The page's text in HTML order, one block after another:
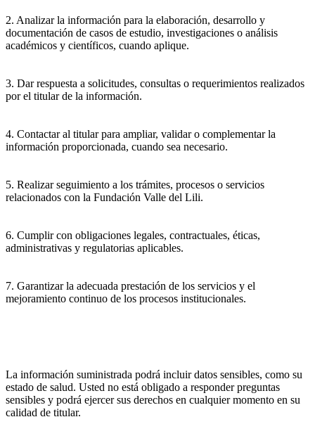
2. Analizar la información para la elaboración, desarrollo y
documentación de casos de estudio, investigaciones o análisis
académicos y científicos, cuando aplique.
3. Dar respuesta a solicitudes, consultas o requerimientos realizados
por el titular de la información.
4. Contactar al titular para ampliar, validar o complementar la
información proporcionada, cuando sea necesario.
5. Realizar seguimiento a los trámites, procesos o servicios
relacionados con la Fundación Valle del Lili.
6. Cumplir con obligaciones legales, contractuales, éticas,
administrativas y regulatorias aplicables.
7. Garantizar la adecuada prestación de los servicios y el
mejoramiento continuo de los procesos institucionales.
La información suministrada podrá incluir datos sensibles, como su
estado de salud. Usted no está obligado a responder preguntas
sensibles y podrá ejercer sus derechos en cualquier momento en su
calidad de titular.